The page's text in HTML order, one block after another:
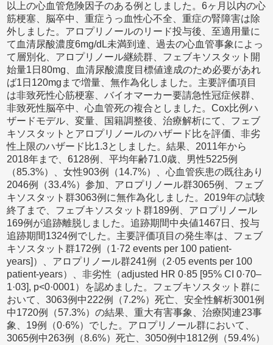
以上の心血管危険因子のある例としました。6ヶ月以内の心
筋梗塞、脳卒中、重症うっ血性心不全、重症の腎障害は除
外しました。アロプリノールのリード投与後、至適用量に
て血清尿酸濃度6mg/dL未満到達、過去の心血管事象によっ
て層別化、アロプリノール継続群、フェブキソスタット開
始量1日80mg、血清尿酸濃度目標値達成のため必要があれ
ば1日120mgまで増量、無作為化しました。主要評価項目
は非致死性心筋梗塞、バイオマーカー要請急性冠症候群、
非致死性脳卒中、心血管死の複合としました。Cox比例ハ
ザードモデル、変量、国籍調整後、治療解析にて、フェブ
キソスタットとアロプリノールのハザード比を評価、非劣
性上限のハザード比1.3としました。結果、2011年から
2018年まで、6128例、平均年齢71.0歳、男性5225例
（85.3%）、女性903例（14.7%）、心血管疾患の既往あり
2046例（33.4%）参加、アロプリノール群3065例、フェブ
キソスタット群3063例に無作為化しました。2019年の試験
終了まで、フェブキソスタット群189例、アロプリノール
169例が追跡離脱しました。追跡期間中央値1467日、投与
追跡期間1324例でした。主要評価項目の発生率は、フェブ
キソスタット群172例（1·72 events per 100 patient-
years]）、アロプリノール群241例（2·05 events per 100
patient-years）、非劣性（adjusted HR 0·85 [95% CI 0·70–
1·03], p<0·0001）を認めました。フェブキソスタット群に
おいて、3063例中222例（7.2%）死亡、安全性解析3001例
中1720例（57.3%）の結果、重大有害事象、治療関連23事
象、19例（0·6%）でした。アロプリノール群において、
3065例中263例（8.6%）死亡、3050例中1812例（59.4%）